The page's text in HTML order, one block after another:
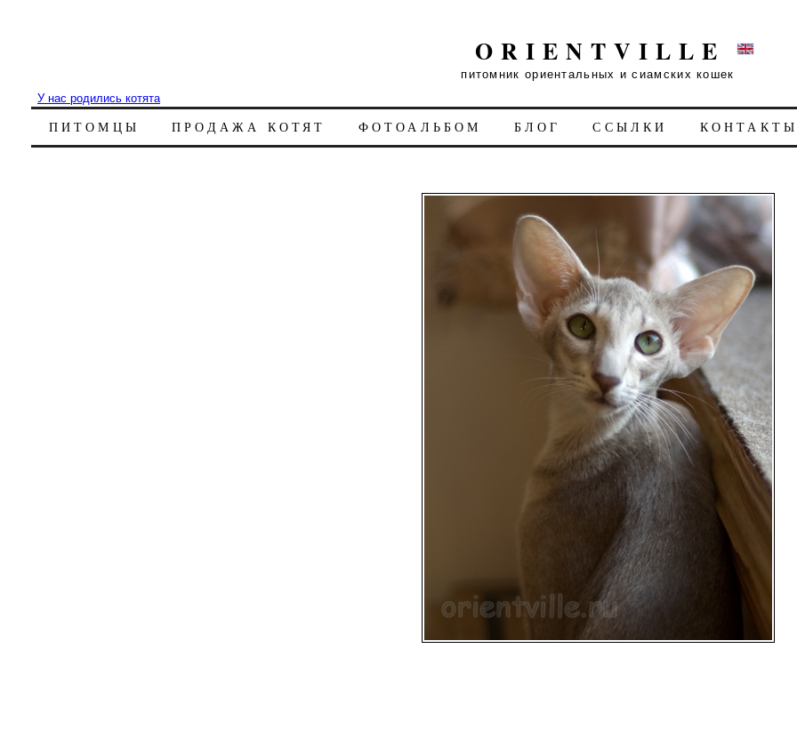
ORIENTVILLE
питомник ориентальных и сиамских кошек
У нас родились котята
ПИТОМЦЫ ПРОДАЖА КОТЯТ ФОТОАЛЬБОМ БЛОГ ССЫЛКИ КОНТАКТЫ